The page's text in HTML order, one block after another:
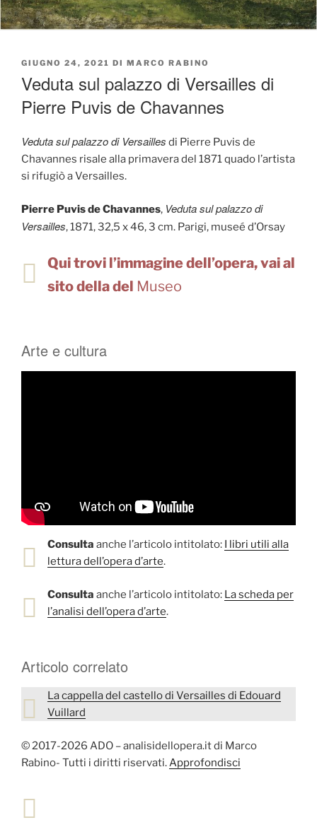
PUBBLICATO
GIUGNO 24, 2021 DI MARCO RABINO
Veduta sul palazzo di Versailles di
Pierre Puvis de Chavannes
Veduta sul palazzo di Versailles di Pierre Puvis de
Chavannes risale alla primavera del 1871 quado l’artista
si rifugiò a Versailles.
Pierre Puvis de Chavannes, Veduta sul palazzo di
Versailles, 1871, 32,5 x 46, 3 cm. Parigi, museé d’Orsay
Qui trovi l’immagine dell’opera, vai al
sito della del Museo
Arte e cultura
Consulta anche l’articolo intitolato: I libri utili alla
lettura dell’opera d’arte.
Consulta anche l’articolo intitolato: La scheda per
l’analisi dell’opera d’arte.
Articolo correlato
La cappella del castello di Versailles di Edouard
Vuillard
© 2017-2026 ADO – analisidellopera.it di Marco
Rabino- Tutti i diritti riservati. Approfondisci